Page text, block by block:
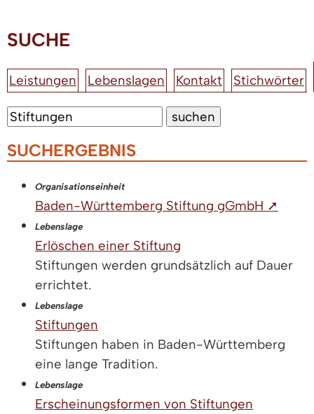
SUCHE
Leistungen Lebenslagen Kontakt Stichwörter
SUCHERGEBNIS
Organisationseinheit
Baden-Württemberg Stiftung gGmbH ➚
Lebenslage
Erlöschen einer Stiftung
Stiftungen werden grundsätzlich auf Dauer
errichtet.
Lebenslage
Stiftungen
Stiftungen haben in Baden-Württemberg
eine lange Tradition.
Lebenslage
Erscheinungsformen von Stiftungen